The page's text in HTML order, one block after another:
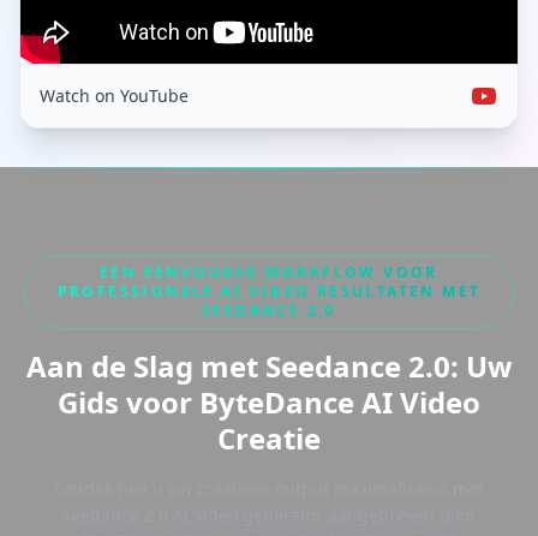
Watch on YouTube
EEN EENVOUDIG WORKFLOW VOOR
PROFESSIONELE AI VIDEO RESULTATEN MET
SEEDANCE 2.0
Aan de Slag met Seedance 2.0: Uw
Gids voor ByteDance AI Video
Creatie